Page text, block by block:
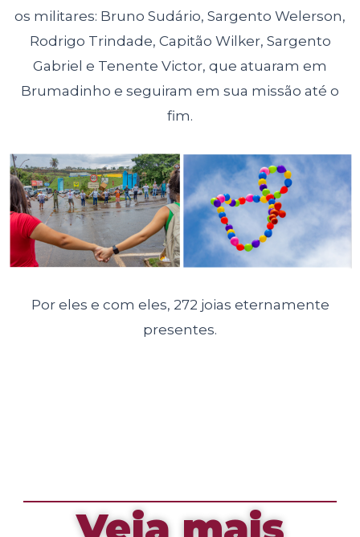
os militares: Bruno Sudário, Sargento Welerson,
Rodrigo Trindade, Capitão Wilker, Sargento
Gabriel e Tenente Victor, que atuaram em
Brumadinho e seguiram em sua missão até o
fim.
Por eles e com eles, 272 joias eternamente
presentes.